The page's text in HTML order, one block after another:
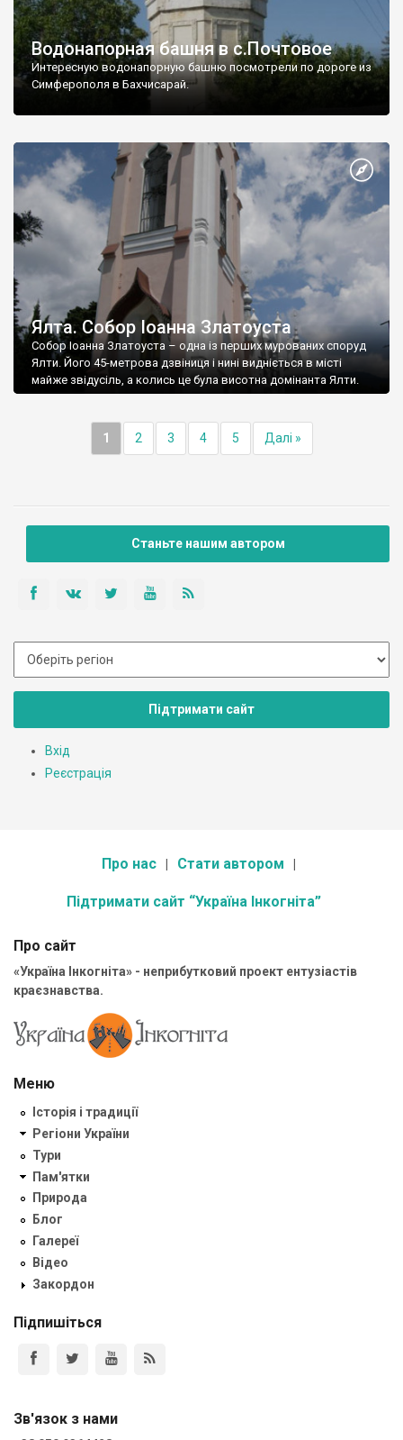
Водонапорная башня в с.Почтовое
Интересную водонапорную башню посмотрели по дороге из
Симферополя в Бахчисарай.
Ялта. Собор Іоанна Златоуста
Собор Іоанна Златоуста – одна із перших мурованих споруд
Ялти. Його 45-метрова дзвіниця і нині видніється в місті
майже звідусіль, а колись це була висотна домінанта Ялти.
1 2 3 4 5 Далі »
Станьте нашим автором
Підтримати сайт
Вхід
Реєстрація
Про нас Стати автором
Підтримати сайт “Україна Інкогніта”
Про сайт
«Україна Інкогніта» - неприбутковий проект ентузіастів
краєзнавства.
Меню
Історія і традиції
Регіони України
Тури
Пам'ятки
Природа
Блог
Галереї
Відео
Закордон
Підпишіться
Зв'язок з нами